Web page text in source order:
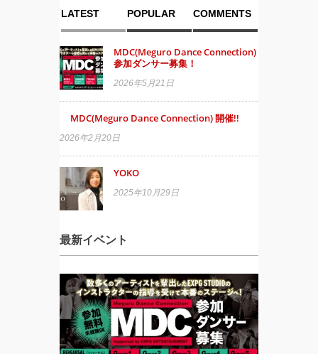
LATEST POPULAR COMMENTS
MDC(Meguro Dance Connection)
参加ダンサー募集！
2026年5月21日
MDC(Meguro Dance Connection) 開催!!
2026年2月20日
YOKO
2025年10月29日
最新イベント